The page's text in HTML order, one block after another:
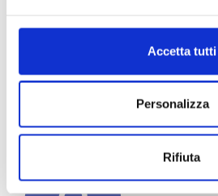
Accetta tutti
Personalizza
Rifiuta